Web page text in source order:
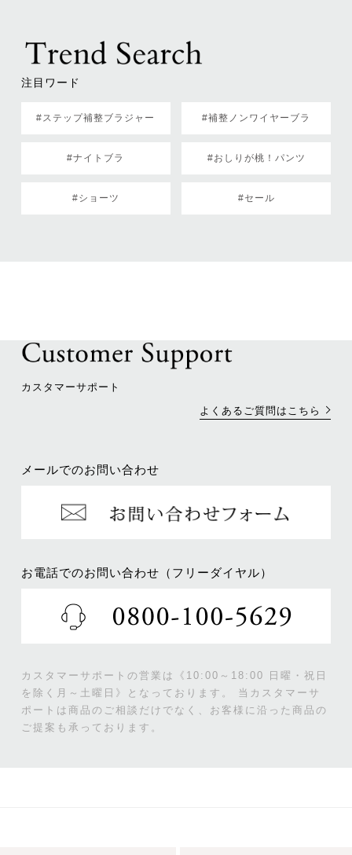
注目ワード
#ステップ補整ブラジャー #補整ノンワイヤーブラ
#ナイトブラ #おしりが桃！パンツ
#ショーツ #セール
カスタマーサポート
よくあるご質問はこちら
メールでのお問い合わせ
お電話でのお問い合わせ（フリーダイヤル）
カスタマーサポートの営業は《10:00～18:00 日曜・祝日
を除く月～土曜日》となっております。
当カスタマーサ
ポートは商品のご相談だけでなく、お客様に沿った商品の
ご提案も承っております。